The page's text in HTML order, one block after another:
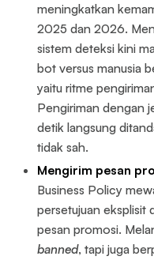
meningkatkan
2025 dan 2026.
sistem deteksi kini
bot versus manusia
yaitu ritme
Pengiriman dengan
detik langsung
tidak sah.
Mengirim pesan
Business Policy
persetujuan eksplisit
pesan promosi.
banned, tapi juga